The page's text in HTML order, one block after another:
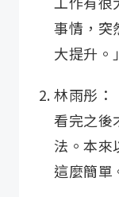
事情，突
大提升。」
林雨彤：
看完之後
法。本來
這麼簡單